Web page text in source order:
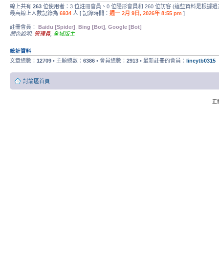
線上共有 263 位使用者：3 位註冊會員、0 位隱形會員和 260 位訪客 (這些資料是根據
最高線上人數記錄為 6934 人 [ 記錄時間： 週一 2月 9日, 2026年 8:55 pm ]
註冊會員： Baidu [Spider] Bing [Bot] Google [Bot]
顏色說明: 管理員 全域版主
統計資料
文章總數： 12709 • 主題總數： 6386 • 會員總數： 2913 • 最新註冊的會員： lineytb0315
討論區首頁
正